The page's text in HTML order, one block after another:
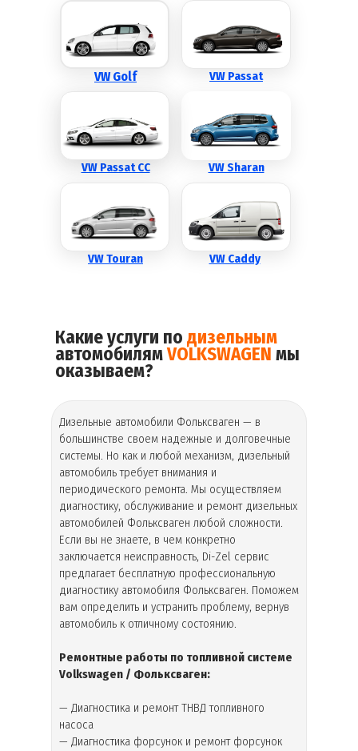
VW Passat
VW Passat CC VW Sharan
VW Touran VW Caddy
VW Golf
Какие услуги по дизельным
автомобилямVOLKSWAGEN мы
оказываем?
Дизельные автомобили Фольксваген — в
большинстве своем надежные и долговечные
системы. Но как и любой механизм, дизельный
автомобиль требует внимания и
периодического ремонта. Мы осуществляем
диагностику, обслуживание и ремонт дизельных
автомобилей Фольксваген любой сложности.
Если вы не знаете, в чем конкретно
заключается неисправность, Di-Zel сервис
предлагает бесплатную профессиональную
диагностику автомобиля Фольксваген. Поможем
вам определить и устранить проблему, вернув
автомобиль к отличному состоянию.
Ремонтные работы по топливной системе
Volkswagen / Фольксваген:
— Диагностика и ремонт ТНВД топливного
насоса
— Диагностика форсунок и ремонт форсунок